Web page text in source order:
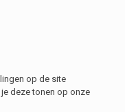
op de site
deze tonen op onze